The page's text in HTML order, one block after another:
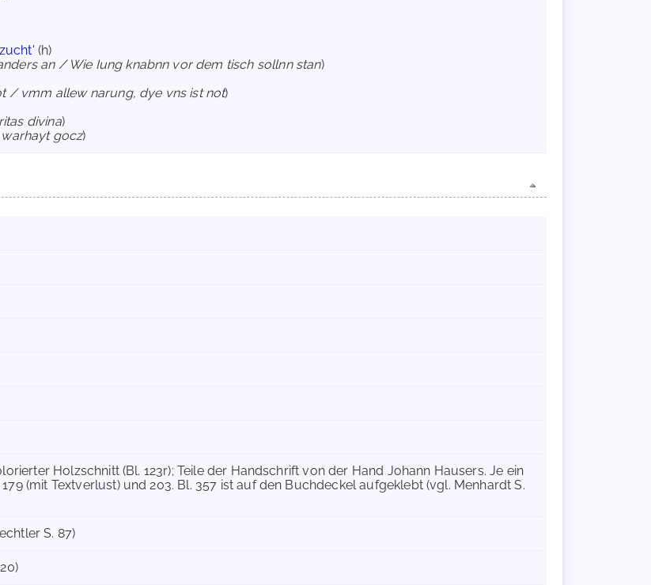
(h)
an / Wie Iung knabnn vor dem tisch sollnn stan)
/ vmm allew narung, dye vns ist not)
divina)
gocz)
Holzschnitt (Bl. 123r); Teile der Handschrift von der Hand Johann Hausers. Je ein
(mit Textverlust) und 203. Bl. 357 ist auf den Buchdeckel aufgeklebt (vgl. Menhardt S.
S. 87)